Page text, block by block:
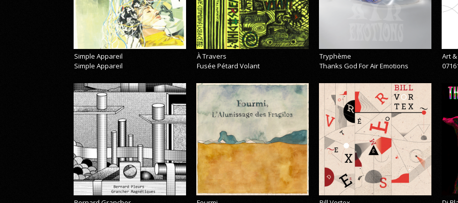
Simple Appareil
Simple Appareil
À Travers
Fusée Pétard Volant
Tryphème
Thanks God For Air Emotions
Art